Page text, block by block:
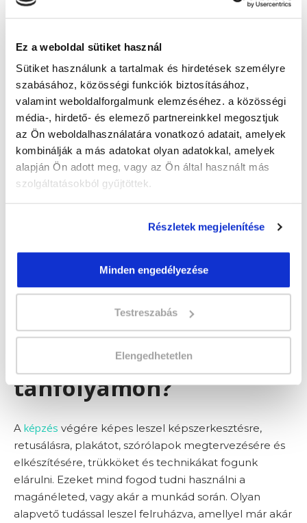
Ez a weboldal sütiket használ
Sütiket használunk a tartalmak és hirdetések személyre
szabásához, közösségi funkciók biztosításához,
valamint weboldalforgalmunk elemzéséhez. a közösségi
média-, hirdető- és elemező partnereinkkel megosztjuk
az Ön weboldalhasználatára vonatkozó adatait, amelyek
kombinálják a más adatokat olyan adatokkal, amelyek
alapján Ön adott meg, vagy az Ön által használt más
szolgáltatásokból gyűjtöttek.
Részletek megjelenítése
Minden engedélyezése
Testreszabás
Elengedhetetlen
amikor időd engedi, nem kell közlekedned, nem kell
szabadságra menned, ha úgy vannak órák.
Ráadásul a saját tempódban tudsz haladni az
anyaggal, senki nem fog sürgetni, csak rajtad múlik
minden.
Azért is jó, hogy nem kell közlekedned az oktatás
helyszínére, mert legyél most a világon bárhol, akkor
is elkezdheted a képzést!
szempontból teljesen mindegy, mindegyiken fut
Miről fogsz tanulni az
online Photoshop
tanfolyamon?
A képzés végére képes leszel képszerkesztésre,
retusálásra, plakátot, szórólapok megtervezésére és
elkészítésére, trükköket és technikákat fogunk
elárulni. Ezeket mind fogod tudni használni a
magánéleted, vagy akár a munkád során. Olyan
alapvető tudással leszel felruházva, amellyel már akár